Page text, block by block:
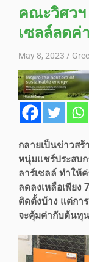
คณะวิศวฯ
เซลล์ลดค่
May 8, 2023
กลายเป็นข่าวสร้
หนุ่มแชร์ประสบ
ลาร์เซลล์ ทำให้
ลดลงเหลือเพียง
ติดตั้งบ้าง แต่กา
จะคุ้มค่ากับต้นทุน